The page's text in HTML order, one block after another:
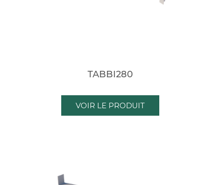
TABBI280
VOIR LE PRODUIT